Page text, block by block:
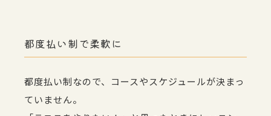
都度払い制で柔軟に
都度払い制なので、コースやスケジュールが決まっ
ていません。